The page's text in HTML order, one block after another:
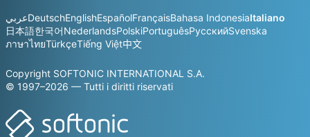
عربيDeutschEnglishEspañolFrançaisBahasa IndonesiaItaliano
日本語한국어NederlandsPolskiPortuguêsРусскийSvenska
ภาษาไทยTürkçeTiếng Việt中文
Copyright SOFTONIC INTERNATIONAL S.A.
© 1997–2026 — Tutti i diritti riservati